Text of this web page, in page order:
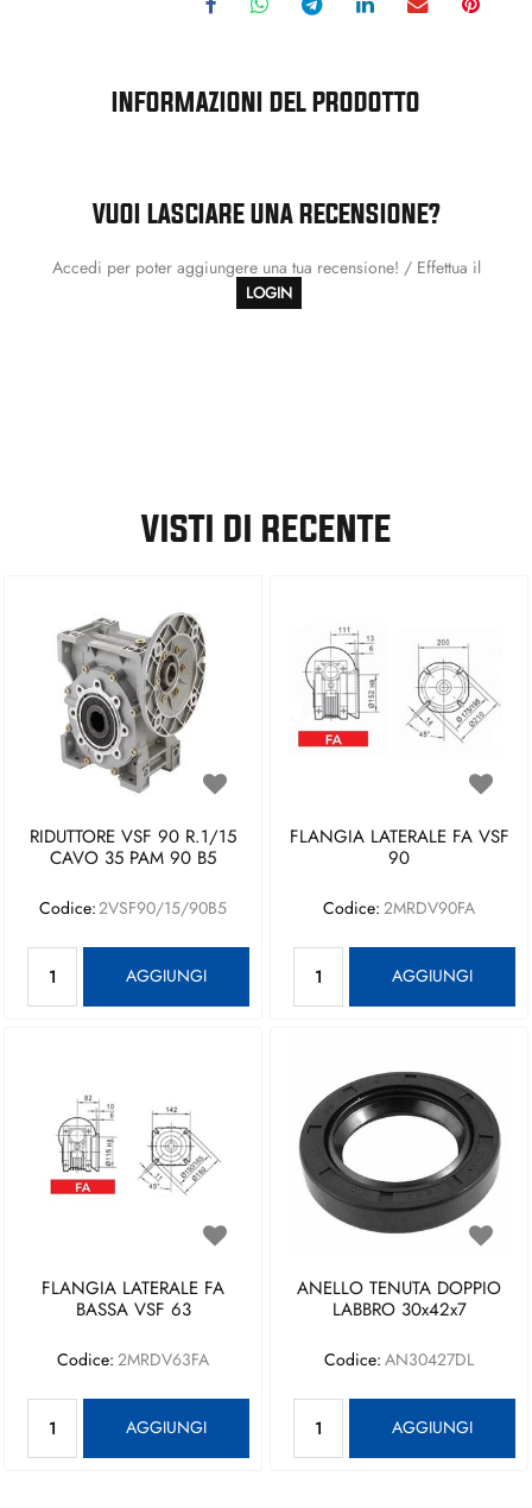
INFORMAZIONI DEL PRODOTTO
VUOI LASCIARE UNA RECENSIONE?
Accedi per poter aggiungere una tua recensione! / Effettua il
LOGIN
VISTI DI RECENTE
RIDUTTORE VSF 90 R.1/15
CAVO 35 PAM 90 B5
Codice:2VSF90/15/90B5
AGGIUNGI
FLANGIA LATERALE FA VSF
90
Codice: 2MRDV90FA
AGGIUNGI
FLANGIA LATERALE FA
BASSA VSF 63
Codice: 2MRDV63FA
AGGIUNGI
ANELLO TENUTA DOPPIO
LABBRO 30x42x7
Codice: AN30427DL
AGGIUNGI